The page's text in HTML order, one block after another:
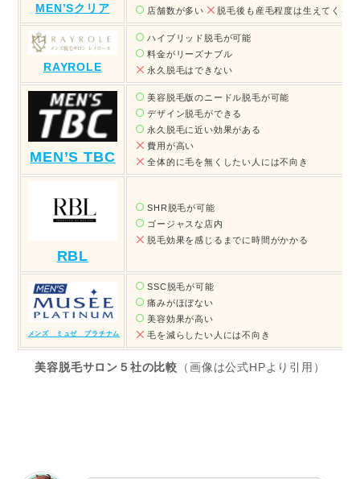
MEN’Sクリア
店舗数が多い
脱毛後も産毛程度は生えてくる
RAYROLE
ハイブリッド脱毛が可能
料金がリーズナブル
永久脱毛はできない
MEN’S TBC
美容脱毛版のニードル脱毛が可能
デザイン脱毛ができる
永久脱毛に近い効果がある
費用が高い
全体的に毛を無くしたい人には不向き
RBL
SHR脱毛が可能
ゴージャスな店内
脱毛効果を感じるまでに時間がかかる
メンズ ミュゼ プラチナム
SSC脱毛が可能
痛みがほぼない
美容効果が高い
毛を減らしたい人には不向き
美容脱毛サロン５社の比較 （画像は公式HPより引用）